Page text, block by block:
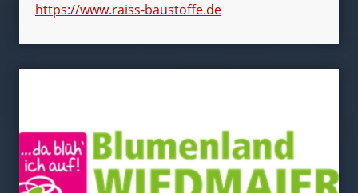
https://www.raiss-baustoffe.de